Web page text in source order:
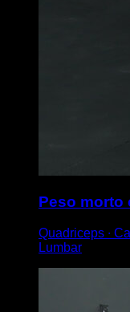
Peso morto
Quadriceps ∙
Lumbar